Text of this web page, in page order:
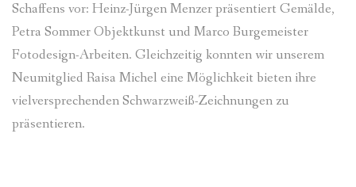
Schaffens vor: Heinz-Jürgen Menzer präsentiert Gemälde,
Petra Sommer Objektkunst und Marco Burgemeister
Fotodesign-Arbeiten. Gleichzeitig konnten wir unserem
Neumitglied Raisa Michel eine Möglichkeit bieten ihre
vielversprechenden Schwarzweiß-Zeichnungen zu
präsentieren.